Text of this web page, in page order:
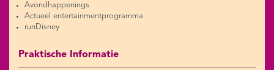
Avondhappenings
Actueel entertainmentprogramma
runDisney
Praktische Informatie